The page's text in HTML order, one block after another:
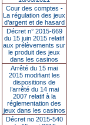
Cour des comptes -
La régulation des jeux
d’argent et de hasard
Décret n° 2015-669
du 15 juin 2015 relatif
aux prélèvements sur
le produit des jeux
dans les casinos
Arrêté du 15 mai
2015 modifiant les
dispositions de
l’arrêté du 14 mai
2007 relatif à la
réglementation des
jeux dans les casinos
Décret no 2015-540